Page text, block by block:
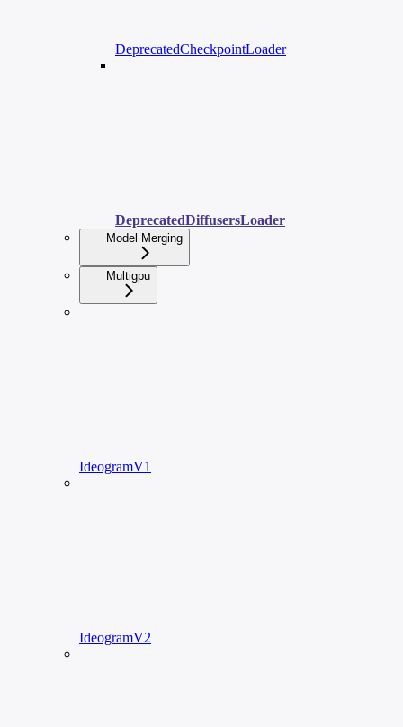
DeprecatedCheckpointLoader
DeprecatedDiffusersLoader
Model Merging
Multigpu
IdeogramV1
IdeogramV2